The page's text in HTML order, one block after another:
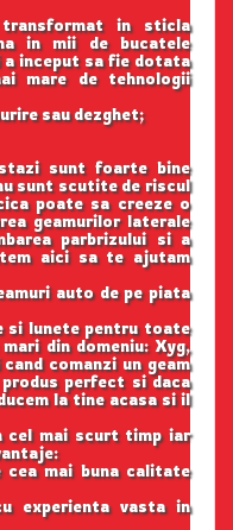
in sticla
in mii de bucatele
a inceput sa fie dotata
mare de tehnologii
sau dezghet;
sunt foarte bine
sunt scutite de riscul
poate sa creeze o
geamurilor laterale
parbrizului si a
aici sa te ajutam
auto de pe piata
si lunete pentru toate
din domeniu: Xyg,
comanzi un geam
perfect si daca
la tine acasa si il
cel mai scurt timp iar
cea mai buna calitate
experienta vasta in